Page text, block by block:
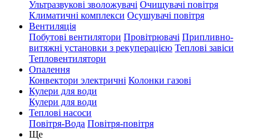
Ультразвукові зволожувачі Очищувачі повітря
Климатичні комплекси Осушувачі повітря
Вентиляція
Побутові вентилятори Провітрювачі Припливно-
витяжні установки з рекуперацією Теплові завіси
Тепловентилятори
Опалення
Конвектори электричні Колонки газові
Кулери для води
Кулери для води
Теплові насоси
Повітря-Вода Повітря-повітря
Ще